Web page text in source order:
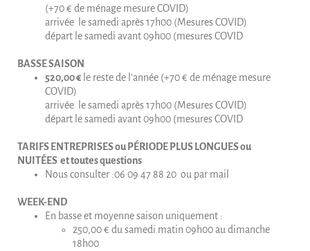
(+70 € de ménage mesure COVID)
arrivée le samedi après 17h00 (Mesures COVID)
départ le samedi avant 09h00 (mesures COVID
BASSE SAISON
520,00 € le reste de l'année (+70 € de ménage mesure
COVID)
arrivée le samedi après 17h00 (Mesures COVID)
départ le samedi avant 09h00 (mesures COVID
TARIFS ENTREPRISES ou PÉRIODE PLUS LONGUES ou
NUITÉES et toutes questions
Nous consulter :06 09 47 88 20 ou par mail
WEEK-END
En basse et moyenne saison uniquement :
250,00 € du samedi matin 09h00 au dimanche
18h00